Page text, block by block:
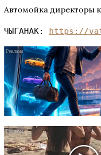
Автомойка директоры
ЧЫГАНАК: https://